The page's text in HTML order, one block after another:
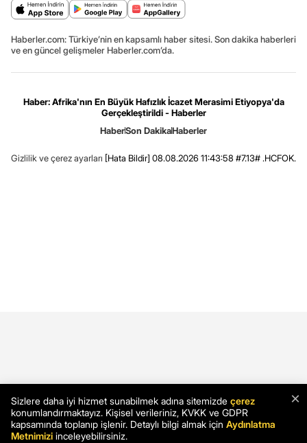
Haberler.com: Türkiye’nin en kapsamlı haber sitesi. Son dakika haberleri
ve en güncel gelişmeler Haberler.com’da.
Haber: Afrika'nın En Büyük Hafızlık İcazet Merasimi Etiyopya'da
Gerçekleştirildi - Haberler
HaberSon DakikaHaberler
Gizlilik ve çerez ayarları [Hata Bildir] 08.08.2026 11:43:58 #7.13# .HCFOK.
×
Sizlere daha iyi hizmet sunabilmek adına sitemizde çerez
konumlandırmaktayız. Kişisel verileriniz, KVKK ve GDPR
kapsamında toplanıp işlenir. Detaylı bilgi almak için Aydınlatma
Metnimizi inceleyebilirsiniz.